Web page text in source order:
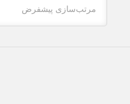
مرتب‌سازی پیشفرض